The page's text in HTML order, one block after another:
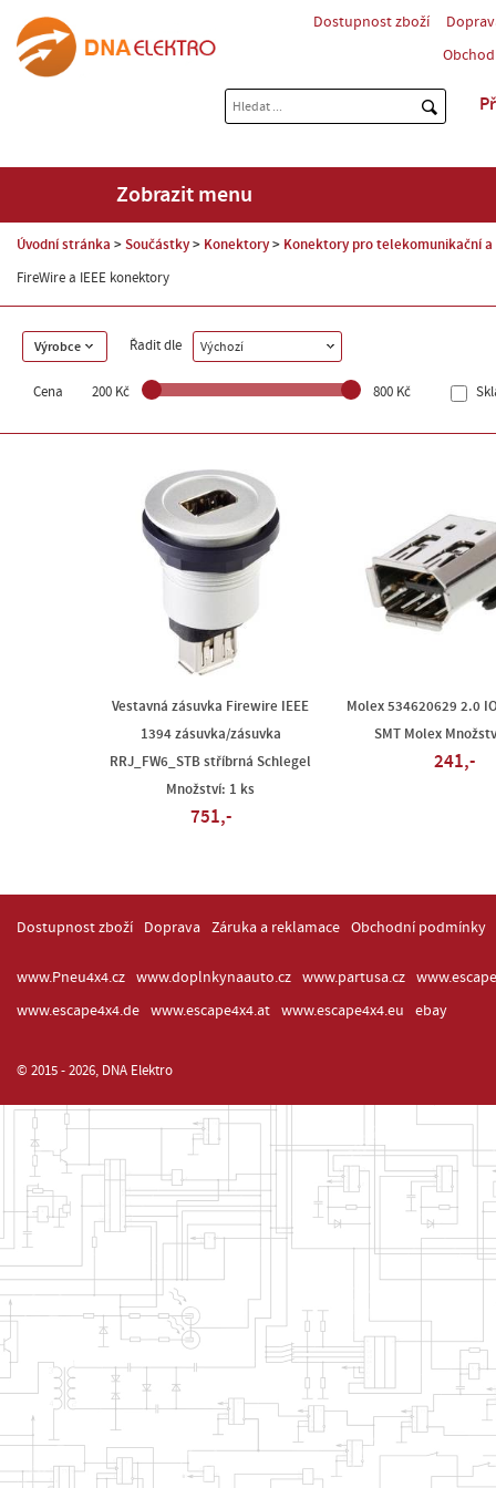
Dostupnost zboží
Zobrazit menu
Úvodní stránka Součástky Konektory Konektory pro telekomunikační
FireWire a IEEE konektory
Výrobce Řadit dle Výchozí
Cena 200 Kč 800 Kč
Vestavná zásuvka Firewire IEEE
1394 zásuvka/zásuvka
RRJ_FW6_STB stříbrná Schlegel
Množství: 1 ks
751,-
Molex 534620629 2.0
SMT Molex
241,-
Dostupnost zboží Doprava Záruka a reklamace Obchodní podmínky
www.Pneu4x4.cz www.doplnkynaauto.cz www.partusa.cz
www.escape4x4.de
www.escape4x4.at www.escape4x4.eu ebay
© 2015 - 2026, DNA Elektro